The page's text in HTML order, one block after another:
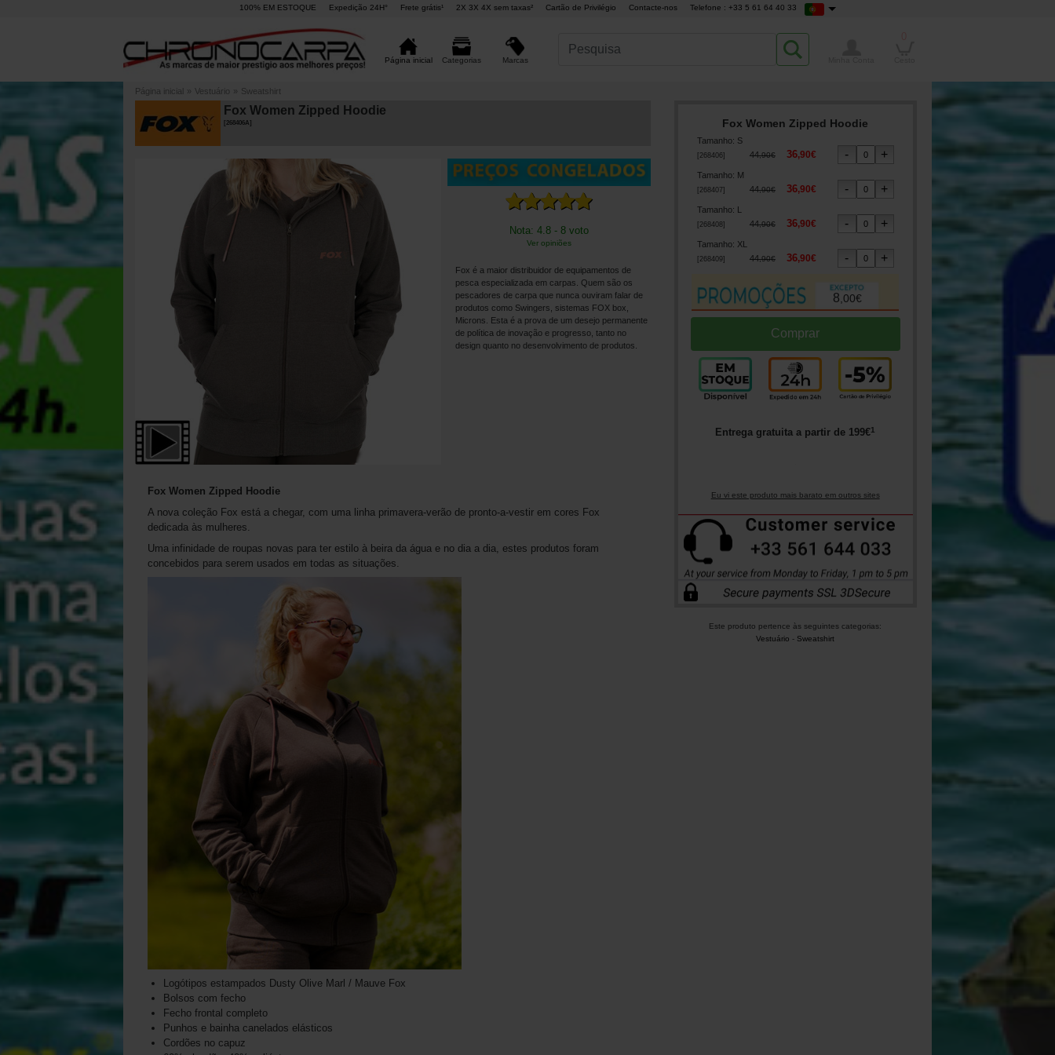
100% EM ESTOQUE Expedição 24H° Frete grátis¹ 2X 3X 4X sem taxas² Cartão de Privilégio Contacte-nos Telefone : +33 5 61 64 40 33
Página inicial Categorias Marcas
Página inicial » Vestuário » Sweatshirt
Fox Women Zipped Hoodie
268406A]
Nota: 4.8 - 8 voto
Ver opiniões
Fox é a maior distribuidor de equipamentos de
pesca especializada em carpas. Quem são os
pescadores de carpa que nunca ouviram falar de
produtos como Swingers, sistemas FOX box,
Microns. Esta é a prova de um desejo permanente
de política de inovação e progresso, tanto no
design quanto no desenvolvimento de produtos.
Fox Women Zipped Hoodie
Tamanho: S
268406] 44,90€ 36,90€
Tamanho: M
268407] 44,90€ 36,90€
Tamanho: L
268408 ] 44,90€ 36,90€
Tamanho: XL
268409] 44,90€ 36,90€
8,00€
Entrega gratuita a partir de 199€1
Eu vi este produto mais barato em outros sites
Este produto pertence às seguintes categorias:
Vestuário - Sweatshirt
Fox Women Zipped Hoodie
A nova coleção Fox está a chegar, com uma linha primavera-verão de pronto-a-vestir em cores Fox
dedicada às mulheres.
Uma infinidade de roupas novas para ter estilo à beira da água e no dia a dia, estes produtos foram
concebidos para serem usados em todas as situações.
Logótipos estampados Dusty Olive Marl / Mauve Fox
Bolsos com fecho
Fecho frontal completo
Punhos e bainha canelados elásticos
Cordões no capuz